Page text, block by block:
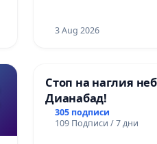
3 Aug 2026
Стоп на наглия
Дианабад!
305 подписи
109 Подписи / 7 дни